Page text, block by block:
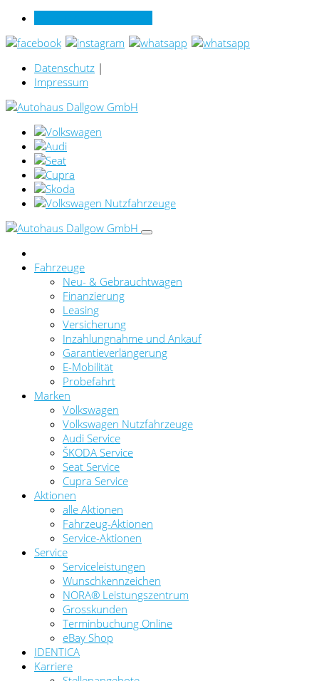
Datenschutz |
Impressum
Fahrzeuge
Neu- & Gebrauchtwagen
Finanzierung
Leasing
Versicherung
Inzahlungnahme und Ankauf
Garantieverlängerung
E-Mobilität
Probefahrt
Marken
Volkswagen
Volkswagen Nutzfahrzeuge
Audi Service
ŠKODA Service
Seat Service
Cupra Service
Aktionen
alle Aktionen
Fahrzeug-Aktionen
Service-Aktionen
Service
Serviceleistungen
Wunschkennzeichen
NORA® Leistungszentrum
Grosskunden
Terminbuchung Online
eBay Shop
IDENTICA
Karriere